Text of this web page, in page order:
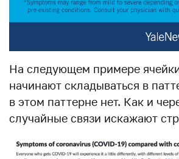
На следующем примере
начинают складываться в
в этом паттерне нет. Как и
случайные связи искажают